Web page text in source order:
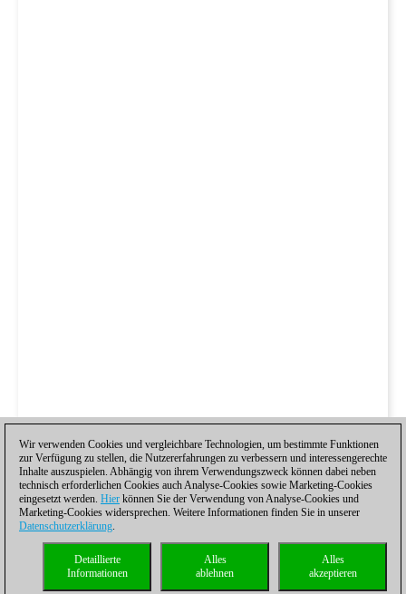
Wir verwenden Cookies und vergleichbare Technologien, um bestimmte Funktionen
zur Verfügung zu stellen, die Nutzererfahrungen zu verbessern und interessengerechte
Inhalte auszuspielen. Abhängig von ihrem Verwendungszweck können dabei neben
technisch erforderlichen Cookies auch Analyse-Cookies sowie Marketing-Cookies
eingesetzt werden. Hier können Sie der Verwendung von Analyse-Cookies und
Marketing-Cookies widersprechen. Weitere Informationen finden Sie in unserer
Datenschutzerklärung.
Alles
akzeptieren
Alles
ablehnen
Detaillierte
Informationen